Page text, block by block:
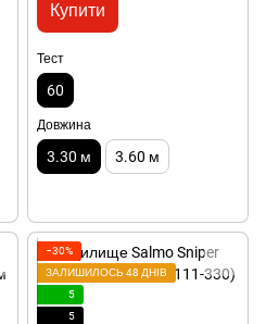
Купити
Тест
60
Довжина
3.30 м 3.60 м
−30%
ЗАЛИШИЛОСЬ 48 ДНІВ
5
5